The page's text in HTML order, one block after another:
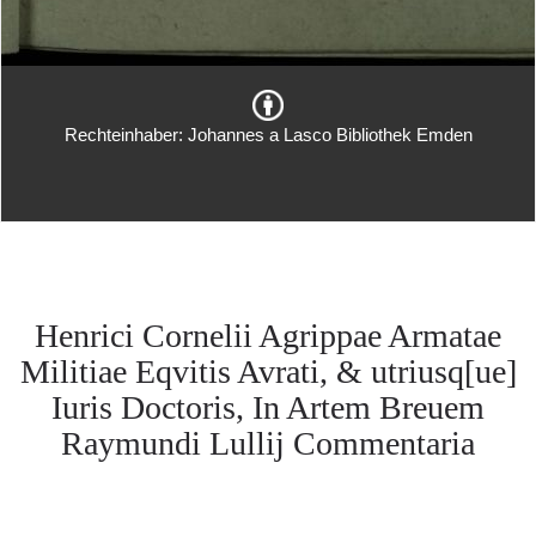
Rechteinhaber: Johannes a Lasco Bibliothek Emden
Henrici Cornelii Agrippae Armatae
Militiae Eqvitis Avrati, & utriusq[ue]
Iuris Doctoris, In Artem Breuem
Raymundi Lullij Commentaria